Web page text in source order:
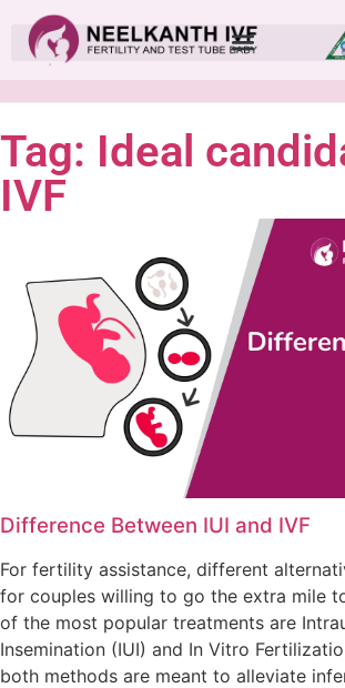
Tag: Ideal
IVF
Difference Between IUI and IVF
For fertility assistance, different
for couples willing to go the extra mile
of the most popular treatments are
Insemination (IUI) and In Vitro
both methods are meant to alleviate